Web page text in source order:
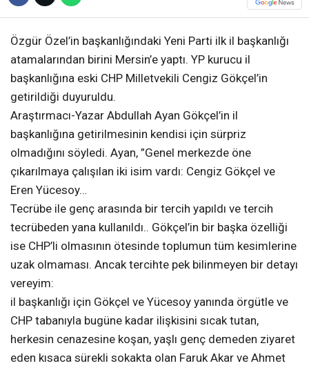
Özgür Özel’in başkanlığındaki Yeni Parti ilk il başkanlığı
atamalarından birini Mersin’e yaptı. YP kurucu il
başkanlığına eski CHP Milletvekili Cengiz Gökçel’in
getirildiği duyuruldu.
Araştırmacı-Yazar Abdullah Ayan Gökçel’in il
başkanlığına getirilmesinin kendisi için sürpriz
olmadığını söyledi. Ayan, ”Genel merkezde öne
çıkarılmaya çalışılan iki isim vardı: Cengiz Gökçel ve
Eren Yücesoy…
Tecrübe ile genç arasında bir tercih yapıldı ve tercih
tecrübeden yana kullanıldı.. Gökçel’in bir başka özelliği
ise CHP’li olmasının ötesinde toplumun tüm kesimlerine
uzak olmaması. Ancak tercihte pek bilinmeyen bir detayı
vereyim:
il başkanlığı için Gökçel ve Yücesoy yanında örgütle ve
CHP tabanıyla bugüne kadar ilişkisini sıcak tutan,
herkesin cenazesine koşan, yaşlı genç demeden ziyaret
eden kısaca sürekli sokakta olan Faruk Akar ve Ahmet